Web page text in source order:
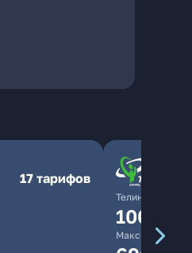
17 тарифов
ТелинКом
1000
Максимальная